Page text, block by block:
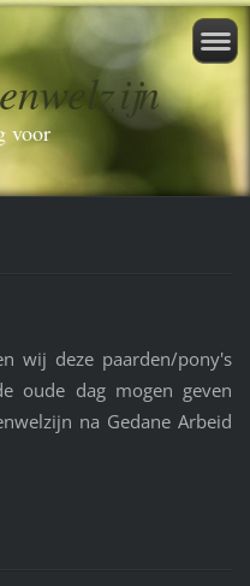
voor
wij deze paarden/pony's
oude dag mogen geven
na Gedane Arbeid